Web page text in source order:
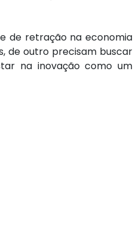
de retração na economia
de outro precisam buscar
na inovação como um